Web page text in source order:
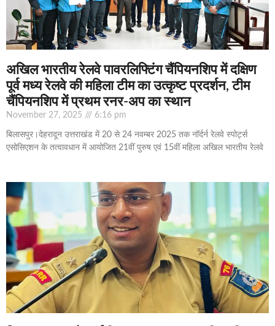
अखिल भारतीय रेलवे पावरलिफ्टिंग चैंपियनशिप में दक्षिण
पूर्व मध्य रेलवे की महिला टीम का उत्कृष्ट प्रदर्शन, टीम
चैंपियनशिप में प्रथम रनर-अप का स्थान
November 27, 2025 6:16 pm
बिलासपुर।देहरादून उत्तराखंड में 20 से 24 नवम्बर 2025 तक नॉर्दर्न रेलवे स्पोर्ट्स
एसोसिएशन के तत्वावधान में आयोजित 21वीं पुरुष एवं 15वीं महिला अखिल भारतीय रेलवे